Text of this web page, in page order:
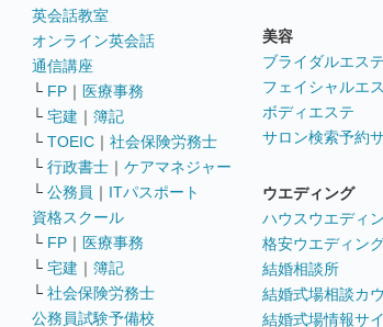
英会話教室
オンライン英会話
通信講座
└ FP ｜ 医療事務
└ 宅建 ｜ 簿記
└ TOEIC ｜ 社会保険労務士
└ 行政書士 ｜ ケアマネジャー
└ 公務員 ｜ ITパスポート
資格スクール
└ FP ｜ 医療事務
└ 宅建 ｜ 簿記
└ 社会保険労務士
公務員試験予備校
美容
ブライダルエス
フェイシャルエ
ボディエステ
サロン検索予約
ウエディング
ハウスウエディ
格安ウエディン
結婚相談所
結婚式場相談カ
結婚式場情報サ